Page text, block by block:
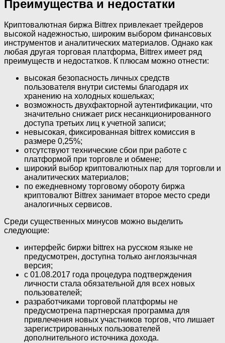
Преимущества и недостатки
Криптовалютная биржа Bittrex привлекает трейдеров
высокой надежностью, широким выбором финансовых
инструментов и аналитических материалов. Однако как
любая другая торговая платформа, Bittrex имеет ряд
преимуществ и недостатков. К плюсам можно отнести:
высокая безопасность личных средств
пользователя внутри системы благодаря их
хранению на холодных кошельках;
возможность двухфакторной аутентификации, что
значительно снижает риск несанкционированного
доступа третьих лиц к учетной записи;
невысокая, фиксированная bittrex комиссия в
размере 0,25%;
отсутствуют технические сбои при работе с
платформой при торговле и обмене;
широкий выбор криптовалютных пар для торговли и
аналитических материалов;
по ежедневному торговому обороту биржа
криптовалют Bittrex занимает второе место среди
аналогичных сервисов.
Среди существенных минусов можно выделить
следующие:
интерфейс биржи bittrex на русском языке не
предусмотрен, доступна только англоязычная
версия;
с 01.08.2017 года процедура подтверждения
личности стала обязательной для всех новых
пользователей;
разработчиками торговой платформы не
предусмотрена партнерская программа для
привлечения новых участников торгов, что лишает
зарегистрированных пользователей
дополнительного источника дохода.